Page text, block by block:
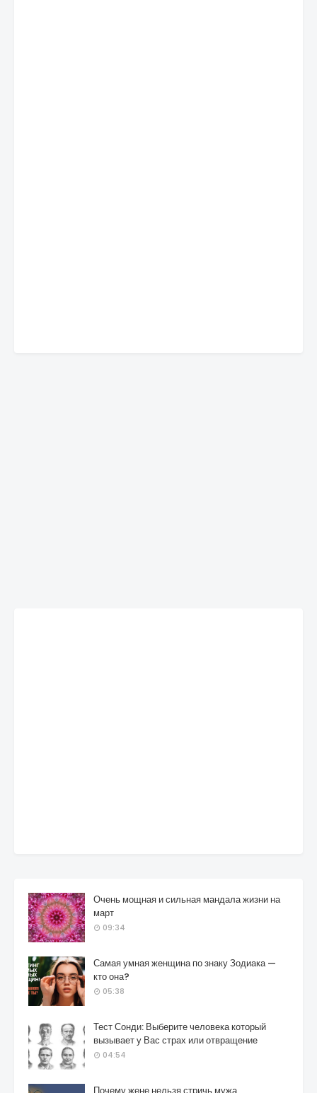
Очень мощная и сильная мандала жизни на
март
09:34
Самая умная женщина по знаку Зодиака —
кто она?
05:38
Тест Сонди: Выберите человека который
вызывает у Вас страх или отвращение
04:54